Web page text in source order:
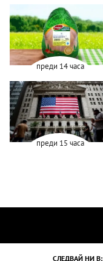
преди 14 часа
преди 15 часа
СЛЕДВАЙ НИ В: